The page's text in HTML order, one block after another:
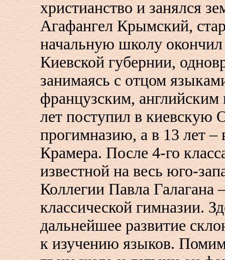
христианство и занялся
Агафангел Крымский,
начальную школу окончил
Киевской губернии,
занимаясь с отцом
французским,
лет поступил в киевскую
прогимназию, а в 13 лет
Крамера. После 4-го
известной на весь юго-
Коллегии Павла Галагана
классической гимназии.
дальнейшее развитие
к изучению языков.